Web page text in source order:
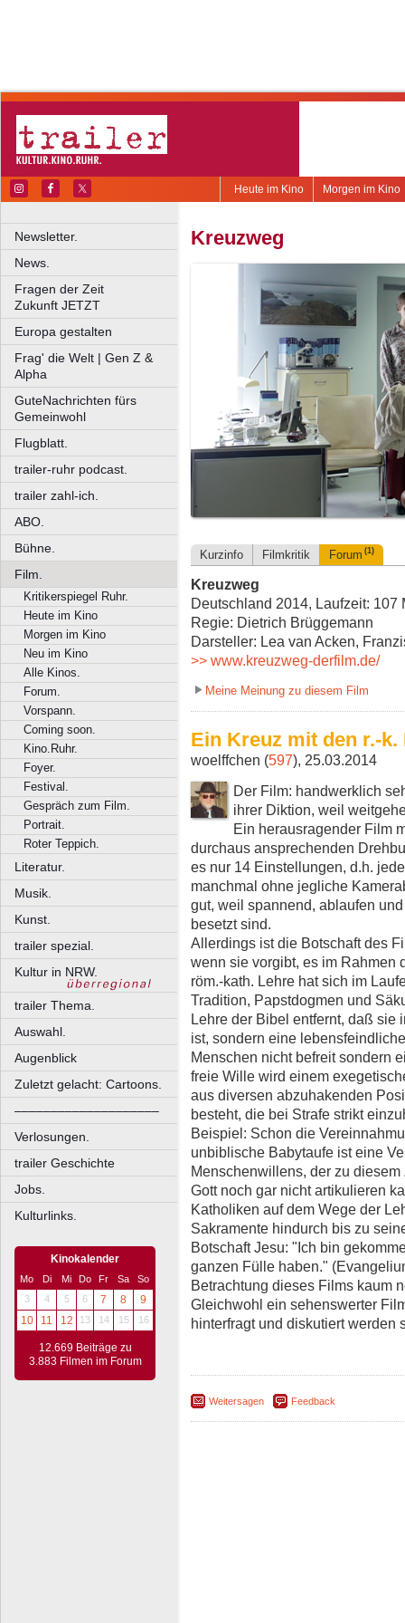
Morgen im Kino
Heute im Kino
Newsletter.
News.
Fragen der Zeit
Zukunft JETZT
Europa gestalten
Frag' die Welt | Gen Z &
Alpha
GuteNachrichten fürs
Gemeinwohl
Flugblatt.
trailer-ruhr podcast.
trailer zahl-ich.
ABO.
Bühne.
Film.
Kritikerspiegel Ruhr.
Heute im Kino
Morgen im Kino
Neu im Kino
Alle Kinos.
Forum.
Vorspann.
Coming soon.
Kino.Ruhr.
Foyer.
Festival.
Gespräch zum Film.
Portrait.
Roter Teppich.
Literatur.
Musik.
Kunst.
trailer spezial.
Kultur in NRW.
trailer Thema.
Auswahl.
Augenblick
Zuletzt gelacht: Cartoons.
––––––––––––––––––––
Verlosungen.
trailer Geschichte
Jobs.
Kulturlinks.
Kinokalender
Mo Di Mi Do Fr Sa
So
3
4 5 6 7 8
9
10
11 12 13 14 15 16
12.669 Beiträge zu
3.883 Filmen im Forum
Kreuzweg
Kurzinfo Filmkritik Forum (1)
Kreuzweg
Deutschland 2014, Laufzeit: 107
Regie: Dietrich Brüggemann
Darsteller: Lea van Acken,
>> www.kreuzweg-derfilm.de/
Meine Meinung zu diesem Film
Ein Kreuz mit den r.-
woelffchen (597), 25.03.2014
Der Film: handwerklich
ihrer Diktion, weil
Ein herausragender Film
durchaus ansprechenden
es nur 14 Einstellungen, d.h.
manchmal ohne jegliche
gut, weil spannend, ablaufen
besetzt sind.
Allerdings ist die Botschaft des
wenn sie vorgibt, es im Rahmen
röm.-kath. Lehre hat sich im
Tradition, Papstdogmen und
Lehre der Bibel entfernt, daß sie
ist, sondern eine
Menschen nicht befreit sondern
freie Wille wird einem
aus diversen abzuhakenden
besteht, die bei Strafe strikt
Beispiel: Schon die
unbiblische Babytaufe ist eine
Menschenwillens, der zu
Gott noch gar nicht artikulieren
Katholiken auf dem Wege der
Sakramente hindurch bis zu
Botschaft Jesu: "Ich bin
ganzen Fülle haben."
Betrachtung dieses Films kaum
Gleichwohl ein sehenswerter
hinterfragt und diskutiert werden
Weitersagen Feedback